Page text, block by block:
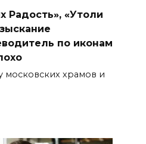
Радость», «Утоли
по иконам
московских храмов и